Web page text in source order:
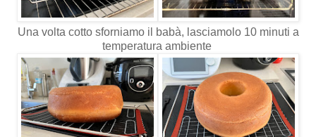
Una volta cotto sforniamo il babà, lasciamolo 10 minuti a
temperatura ambiente